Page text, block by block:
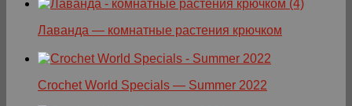
Лаванда — комнатные растения крючком
Crochet World Specials — Summer 2022